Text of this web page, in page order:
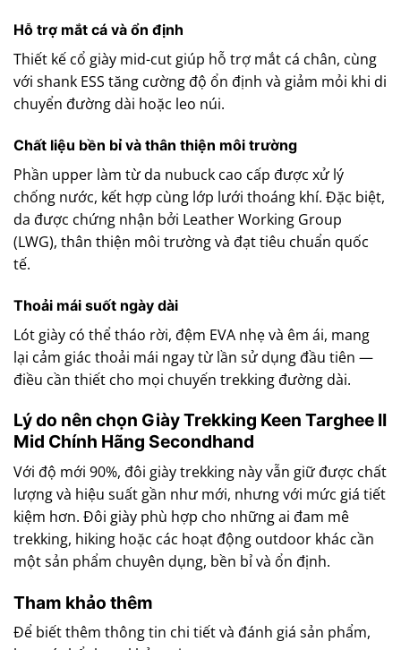
Hỗ trợ mắt cá và ổn định
Thiết kế cổ giày mid-cut giúp hỗ trợ mắt cá chân, cùng
với shank ESS tăng cường độ ổn định và giảm mỏi khi di
chuyển đường dài hoặc leo núi.
Chất liệu bền bỉ và thân thiện môi trường
Phần upper làm từ da nubuck cao cấp được xử lý
chống nước, kết hợp cùng lớp lưới thoáng khí. Đặc biệt,
da được chứng nhận bởi Leather Working Group
(LWG), thân thiện môi trường và đạt tiêu chuẩn quốc
tế.
Thoải mái suốt ngày dài
Lót giày có thể tháo rời, đệm EVA nhẹ và êm ái, mang
lại cảm giác thoải mái ngay từ lần sử dụng đầu tiên —
điều cần thiết cho mọi chuyến trekking đường dài.
Lý do nên chọn Giày Trekking Keen Targhee II
Mid Chính Hãng Secondhand
Với độ mới 90%, đôi giày trekking này vẫn giữ được chất
lượng và hiệu suất gần như mới, nhưng với mức giá tiết
kiệm hơn. Đôi giày phù hợp cho những ai đam mê
trekking, hiking hoặc các hoạt động outdoor khác cần
một sản phẩm chuyên dụng, bền bỉ và ổn định.
Tham khảo thêm
Để biết thêm thông tin chi tiết và đánh giá sản phẩm,